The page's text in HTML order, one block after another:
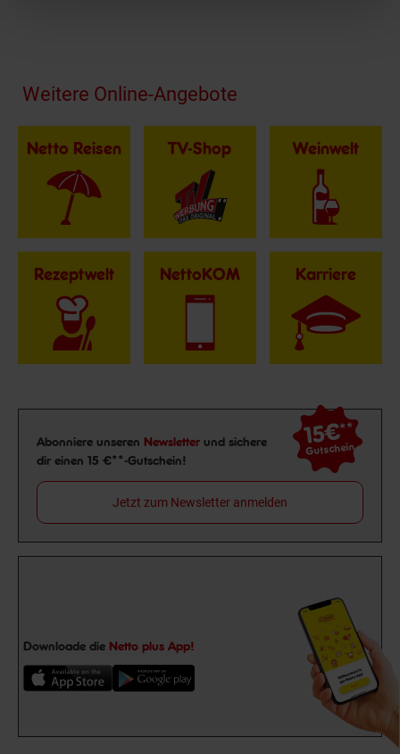
Fußzeile
Weitere Online-Angebote
Netto Reisen TV-Shop Weinwelt
Rezeptwelt NettoKOM Karriere
Newsletter Anmeldung
Abonniere unseren Newsletter und sichere
dir einen 15 €**-Gutschein!
15€**
Gutschein
Jetzt zum Newsletter anmelden
Downloade die Netto plus App!